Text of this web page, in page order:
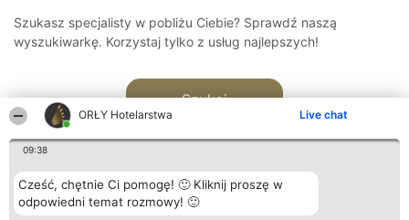
ORŁY Hotelarstwa Live chat
09:38
Cześć, chętnie Ci pomogę! 🙂 Kliknij proszę w
odpowiedni temat rozmowy! 🙂
Szukasz specjalisty w pobliżu Ciebie? Sprawdź naszą
wyszukiwarkę. Korzystaj tylko z usług najlepszych!
Szukaj